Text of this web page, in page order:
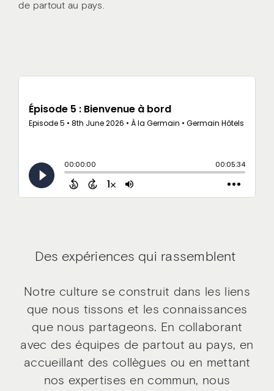
de partout au pays.
Des expériences qui rassemblent
Notre culture se construit dans les liens
que nous tissons et les connaissances
que nous partageons. En collaborant
avec des équipes de partout au pays, en
accueillant des collègues ou en mettant
nos expertises en commun, nous